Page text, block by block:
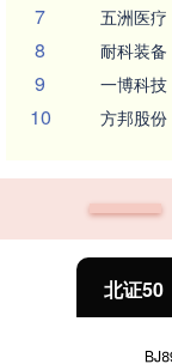
7 五洲医疗
8 耐科装备
9 一博科技
10 方邦股份
北证50